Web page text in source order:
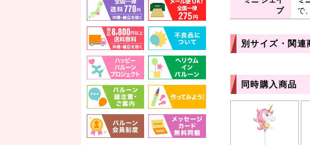
プ
で
別サイズ・関連
同時購入商品